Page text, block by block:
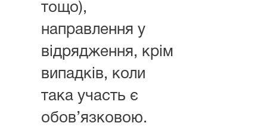
тощо),
направлення у
відрядження, крім
випадків, коли
така участь є
обов’язковою.